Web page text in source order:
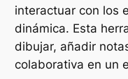
interactuar con los
dinámica. Esta
dibujar, añadir
colaborativa en un